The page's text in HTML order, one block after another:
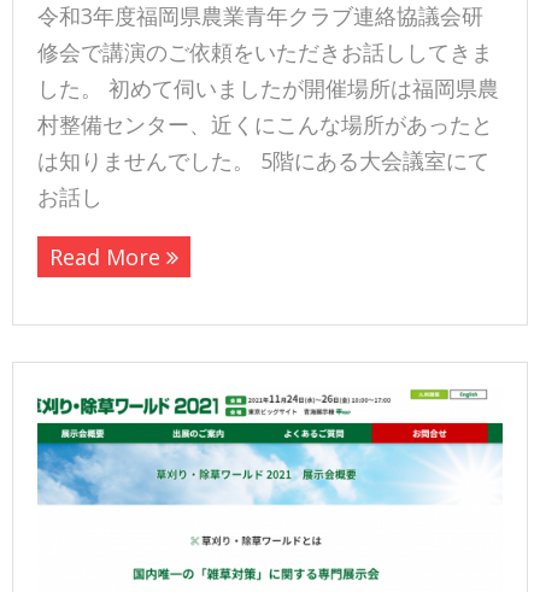
令和3年度福岡県農業青年クラブ連絡協議会研
修会で講演のご依頼をいただきお話ししてきま
した。 初めて伺いましたが開催場所は福岡県農
村整備センター、近くにこんな場所があったと
は知りませんでした。 5階にある大会議室にて
お話し
Read More